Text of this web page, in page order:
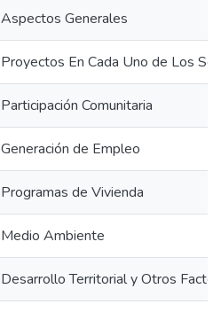
Aspectos Generales
Proyectos En Cada Uno de Los
Participación Comunitaria
Generación de Empleo
Programas de Vivienda
Medio Ambiente
Desarrollo Territorial y Otros